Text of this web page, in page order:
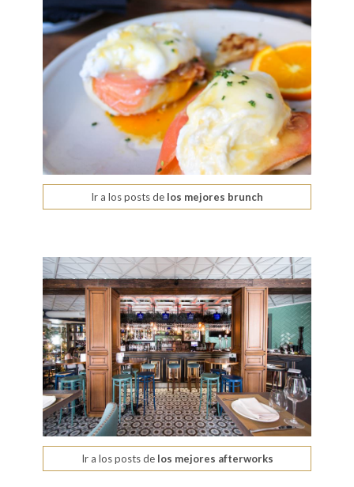
Ir a los posts de los mejores brunch
Ir a los posts delos mejores afterworks